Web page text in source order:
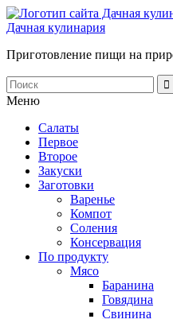
Дачная кулинария
Приготовление пищи на
Меню
Салаты
Первое
Второе
Закуски
Заготовки
Варенье
Компот
Соления
Консервация
По продукту
Мясо
Баранина
Говядина
Свинина